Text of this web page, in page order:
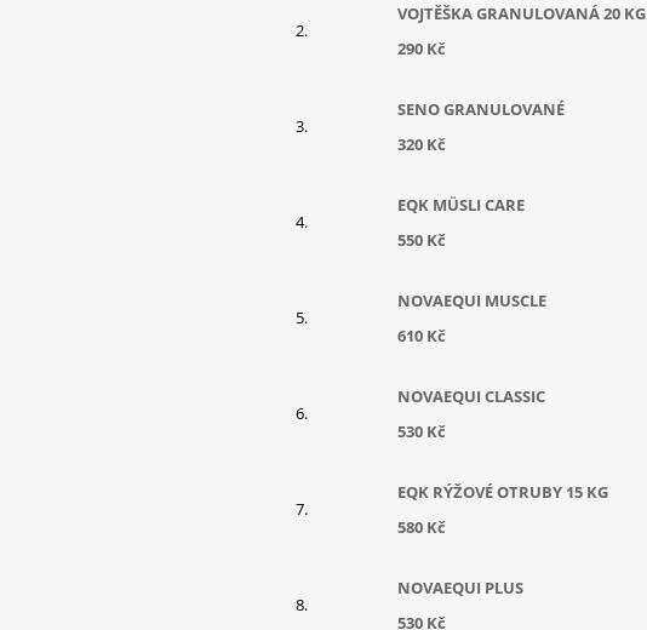
VOJTĚŠKA GRANULOVANÁ 20 KG
290 Kč
SENO GRANULOVANÉ
320 Kč
EQK MÜSLI CARE
550 Kč
NOVAEQUI MUSCLE
610 Kč
NOVAEQUI CLASSIC
530 Kč
EQK RÝŽOVÉ OTRUBY 15 KG
580 Kč
NOVAEQUI PLUS
530 Kč